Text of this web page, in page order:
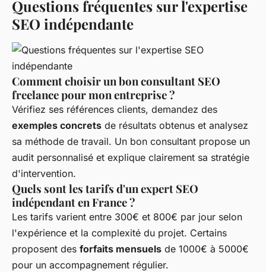
Questions fréquentes sur l'expertise
SEO indépendante
Comment choisir un bon consultant SEO
freelance pour mon entreprise ?
Vérifiez ses références clients, demandez des
exemples concrets de résultats obtenus et analysez
sa méthode de travail. Un bon consultant propose un
audit personnalisé et explique clairement sa stratégie
d'intervention.
Quels sont les tarifs d'un expert SEO
indépendant en France ?
Les tarifs varient entre 300€ et 800€ par jour selon
l'expérience et la complexité du projet. Certains
proposent des forfaits mensuels de 1000€ à 5000€
pour un accompagnement régulier.